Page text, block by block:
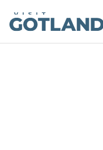
Visit Gotland